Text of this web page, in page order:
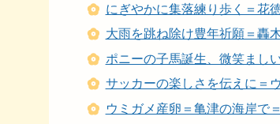
にぎやかに集落練り歩く＝花
大雨を跳ね除け豊年祈願＝轟
ポニーの子馬誕生、微笑まし
サッカーの楽しさを伝えに＝
ウミガメ産卵＝亀津の海岸で＝